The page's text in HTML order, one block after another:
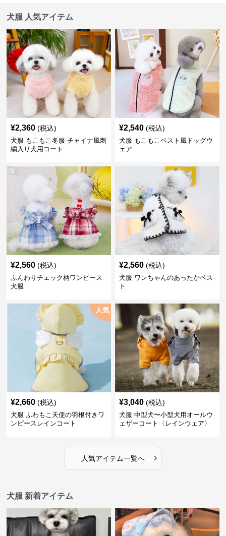
犬服 人気アイテム
¥2,360 (税込)
犬服 もこもこ冬服 チャイナ風刺
繍入り犬用コート
¥2,540 (税込)
犬服 もこもこベスト風ドッグウ
ェア
¥2,560 (税込)
ふんわりチェック柄ワンピース
犬服
¥2,560 (税込)
犬服 ワンちゃんのあったかベス
ト
人気
¥2,660 (税込)
犬服 ふわもこ天使の羽根付きワ
ンピースレインコート
¥3,040 (税込)
犬服 中型犬〜小型犬用オールウ
ェザーコート〈レインウェア〉
人気アイテム一覧へ ›
犬服 新着アイテム